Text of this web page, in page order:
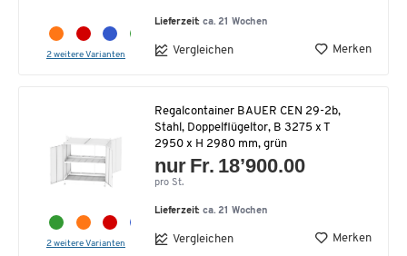
2 weitere Varianten
Lieferzeit:ca. 21 Wochen
Vergleichen Merken
2 weitere Varianten
Regalcontainer BAUER CEN 29-2b,
Stahl, Doppelflügeltor, B 3275 x T
2950 x H 2980 mm, grün
nur Fr. 18’900.00
pro St.
Lieferzeit:ca. 21 Wochen
Vergleichen Merken